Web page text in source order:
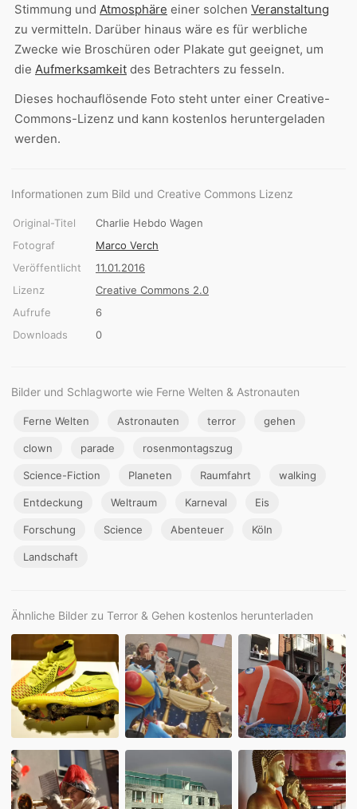
Stimmung und Atmosphäre einer solchen Veranstaltung
zu vermitteln. Darüber hinaus wäre es für werbliche
Zwecke wie Broschüren oder Plakate gut geeignet, um
die Aufmerksamkeit des Betrachters zu fesseln.
Dieses hochauflösende Foto steht unter einer Creative-
Commons-Lizenz und kann kostenlos heruntergeladen
werden.
Informationen zum Bild und Creative Commons Lizenz
Original-Titel
Charlie Hebdo Wagen
Fotograf
Marco Verch
Veröffentlicht
11.01.2016
Lizenz
Creative Commons 2.0
Aufrufe
6
Downloads
0
Bilder und Schlagworte wie Ferne Welten & Astronauten
Ferne Welten Astronauten terror gehen
clown parade rosenmontagszug
Science-Fiction Planeten Raumfahrt walking
Entdeckung Weltraum Karneval Eis
Forschung Science Abenteuer Köln
Landschaft
Ähnliche Bilder zu Terror & Gehen kostenlos herunterladen